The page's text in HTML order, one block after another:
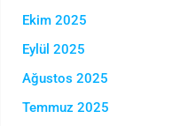
Ekim 2025
Eylül 2025
Ağustos 2025
Temmuz 2025